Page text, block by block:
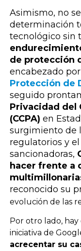
Asimismo, no
determinación
tecnológico sin
de protección
encabezado
Protección de
seguido
Privacidad del
(CCPA) en
surgimiento de
regulatorios y
sancionadoras,
hacer frente a
reconocido su
evolución de las
Por otro lado,
iniciativa de
acrecentar su